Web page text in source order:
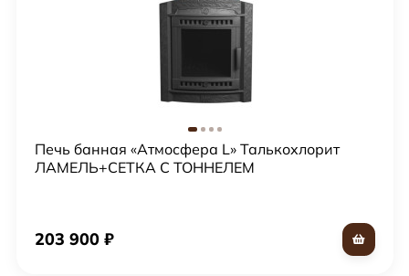
Печь банная «Атмосфера L» Талькохлорит
ЛАМЕЛЬ+СЕТКА С ТОННЕЛЕМ
203 900 ₽